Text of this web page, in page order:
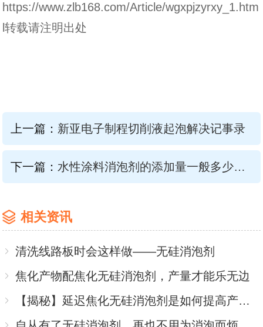
https://www.zlb168.com/Article/wgxpjzyrxy_1.htm
l转载请注明出处
上一篇： 新亚电子制程切削液起泡解决记事录
下一篇： 水性涂料消泡剂的添加量一般多少合适？
相关资讯
清洗线路板时会这样做——无硅消泡剂
焦化产物配焦化无硅消泡剂，产量才能乐无边
【揭秘】延迟焦化无硅消泡剂是如何提高产品的质量指标